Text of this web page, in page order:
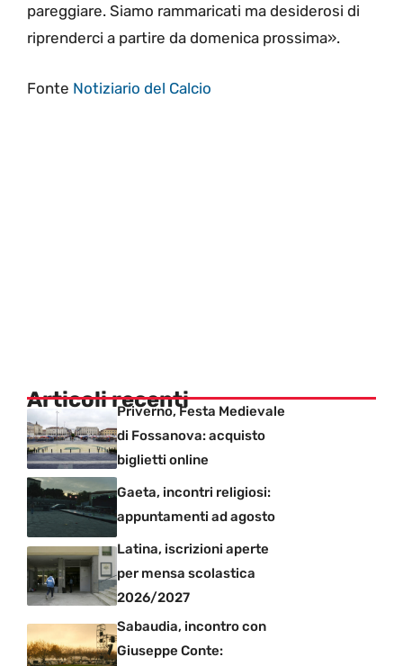
pareggiare. Siamo rammaricati ma desiderosi di
riprenderci a partire da domenica prossima».
Fonte Notiziario del Calcio
Articoli recentiPriverno, Festa Medievale
di Fossanova: acquisto
biglietti online
Gaeta, incontri religiosi:
appuntamenti ad agosto
Latina, iscrizioni aperte
per mensa scolastica
2026/2027
Sabaudia, incontro con
Giuseppe Conte: